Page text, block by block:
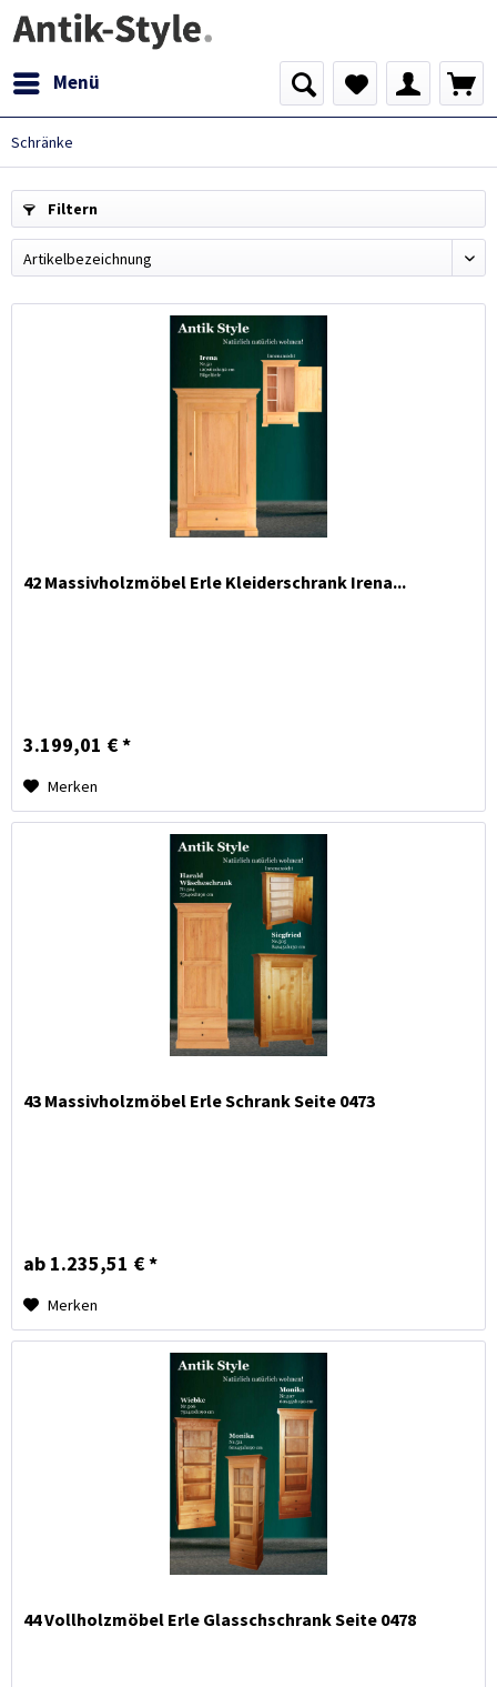
Menü
Schränke
Filtern
42 Massivholzmöbel Erle Kleiderschrank Irena...
3.199,01 € *
Merken
43 Massivholzmöbel Erle Schrank Seite 0473
ab 1.235,51 € *
Merken
44 Vollholzmöbel Erle Glasschschrank Seite 0478